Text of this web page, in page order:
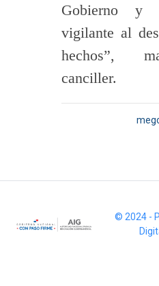
Gobierno y
vigilante al
hechos”,
canciller.
© 2024 -